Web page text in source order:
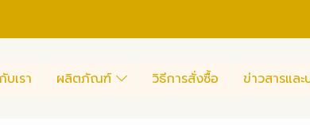
บเรา ผลิตภัณฑ์ วิธีการสั่งซื้อ ข่าวสารแล